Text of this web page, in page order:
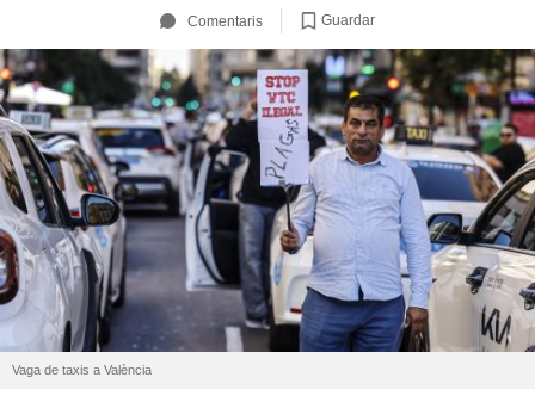
Comentaris Guardar
Vaga de taxis a València